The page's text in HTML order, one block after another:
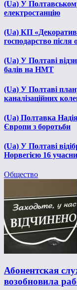
(Ua) У
електростанцію
(Ua) КП
господарство після
(Ua) У Полтаві
балів на НМТ
(Ua) У Полтаві
каналізаційних
(Ua) Полтавка
Європи з боротьби
(Ua) У Полтаві
Норвегією 16
Общество
Абонентская
возобновила